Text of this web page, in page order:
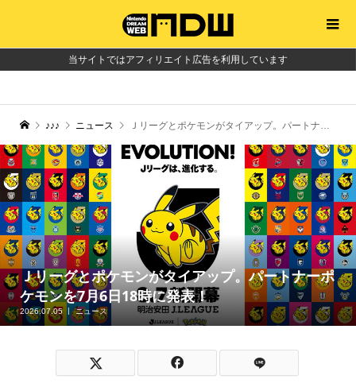
当サイトではアフィリエイト広告を利用しています
♪♪♪ ニュース Ｊリーグとポケモンがタイアップ。パートナーポケモンを7月6日18時に発表！
Ｊリーグとポケモンがタイアップ。パートナーポ
ケモンを7月6日18時に発表！
2026.07.05 ニュース